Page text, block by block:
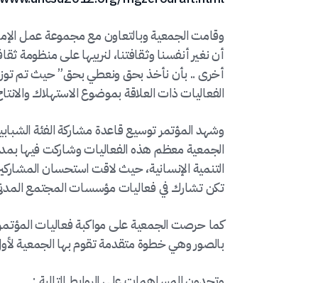
وقامت الجمعية وبالتعاون مع مجموعة عمل
أن نغير أنفسنا وثقافتنا، لنربيها على منظومة
أخرى .. بأن نأخذ بحق ونعطي بحق” حيث تم
الفعاليات ذات العلاقة بموضوع الاستهلاك
وشهد المؤتمر توسيع قاعدة مشاركة الفئة
الجمعية معظم هذه الفعاليات وشاركت فيها
التنمية الإنسانية، حيث لاقت استحسان
تكن تشارك في فعاليات مؤسسات المجتمع
كما حرصت الجمعية على مواكبة فعاليات
بالصور وهي خطوة متقدمة تقوم بها الجمعية